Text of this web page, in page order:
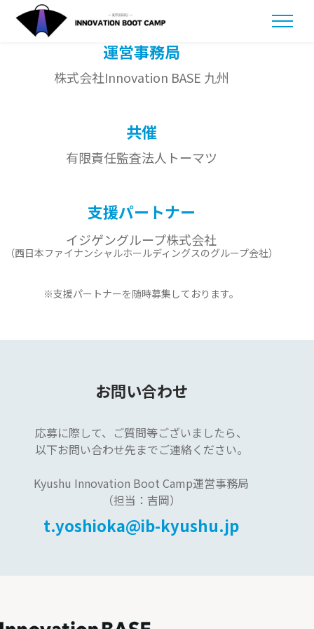
お問い合わせ
プログラムへENTRY
運営事務局
株式会社Innovation BASE 九州
共催
有限責任監査法人 トーマツ
支援パートナー
イジゲングループ株式会社
（西日本ファイナンシャルホールディングスのグループ会社）
※支援パートナーを随時募集しております。
お問い合わせ
応募に際して、 ご質問等ございましたら、
以下お問い合わせ先までご連絡ください。
Kyushu Innovation Boot Camp運営事務局
（担当：吉岡）
t.yoshioka@ib-kyushu.jp